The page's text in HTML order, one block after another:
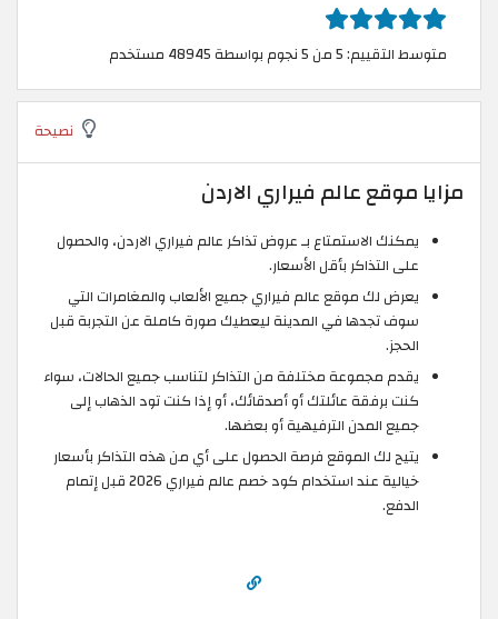
متوسط التقييم: 5 من 5 نجوم بواسطة 48945 مستخدم
نصيحة
مزايا موقع عالم فيراري الاردن
يمكنك الاستمتاع بـ عروض تذاكر عالم فيراري الاردن، والحصول
على التذاكر بأقل الأسعار.
يعرض لك موقع عالم فيراري جميع الألعاب والمغامرات التي
سوف تجدها في المدينة ليعطيك صورة كاملة عن التجربة قبل
الحجز.
يقدم مجموعة مختلفة من التذاكر لتناسب جميع الحالات، سواء
كنت برفقة عائلتك أو أصدقائك، أو إذا كنت تود الذهاب إلى
جميع المدن الترفيهية أو بعضها.
يتيح لك الموقع فرصة الحصول على أي من هذه التذاكر بأسعار
خيالية عند استخدام كود خصم عالم فيراري 2026 قبل إتمام
الدفع.